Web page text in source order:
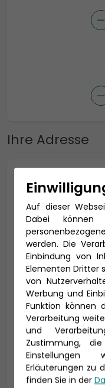
Ihre Adresse
Anrede *
Titel
Vorname *
E-Mail *
Auf dieser
Dabei können
werden. Die
Einbindung von
Elementen Dritter
von
Werbung und
Funktion können
Verarbeitung
und
Zustimmung,
Einstellungen
Erläuterungen zu
finden Sie in der